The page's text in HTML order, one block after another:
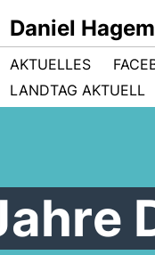
Daniel
AKTUELLES
LANDTAG AKTUELL